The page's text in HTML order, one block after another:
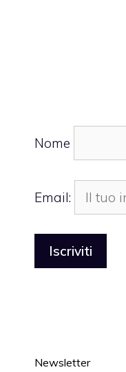
Nome
Email:
Newsletter